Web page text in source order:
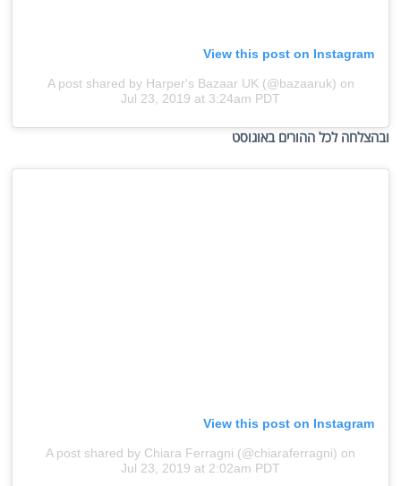
View this post on Instagram
A post shared by Harper's Bazaar UK (@bazaaruk) on
Jul 23, 2019 at 3:24am PDT
ובהצלחה לכל ההורים באוגוסט
View this post on Instagram
A post shared by Chiara Ferragni (@chiaraferragni) on
Jul 23, 2019 at 2:02am PDT